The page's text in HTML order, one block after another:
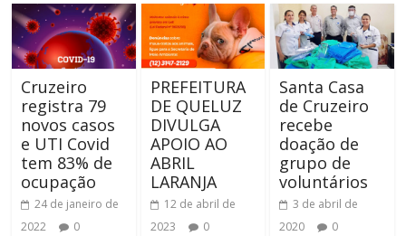
Cruzeiro
registra 79
novos casos
e UTI Covid
tem 83% de
ocupação
24 de janeiro de
2022
0
PREFEITURA
DE QUELUZ
DIVULGA
APOIO AO
ABRIL
LARANJA
12 de abril de
2023
0
Santa Casa
de Cruzeiro
recebe
doação de
grupo de
voluntários
3 de abril de
2020
0